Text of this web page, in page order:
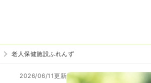
老人保健施設ふれんず
2026/06/11更新